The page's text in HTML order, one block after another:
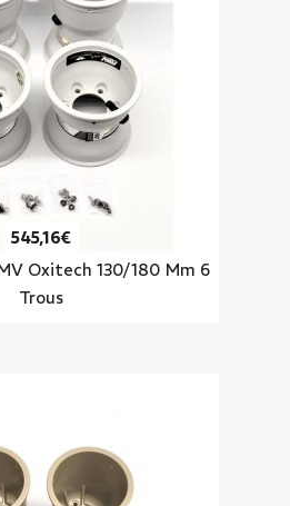
545,16€
Oxitech 130/180 Mm 6
Trous